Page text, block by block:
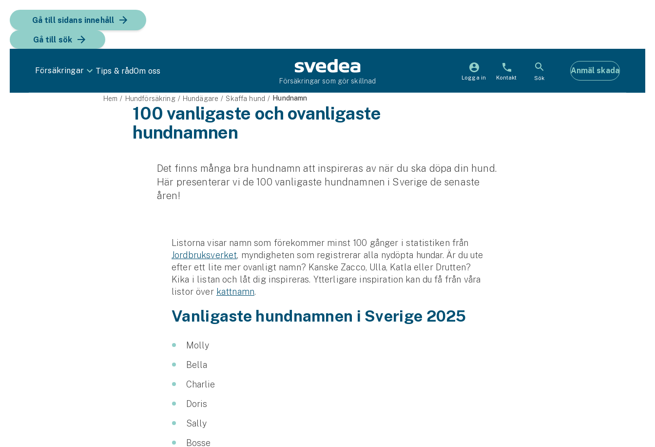
Gå till sidans innehåll
Gå till sök
Försäkringar Tips & rådOm oss
Försäkringar som gör skillnad Logga in Kontakt Sök
Anmäl skada
Hem Hundförsäkring Hundägare Skaffa hund Hundnamn
100 vanligaste och ovanligaste
hundnamnen
Det finns många bra hundnamn att inspireras av när du ska döpa din hund.
Här presenterar vi de 100 vanligaste hundnamnen i Sverige de senaste
åren!
Listorna visar namn som förekommer minst 100 gånger i statistiken från
Jordbruksverket, myndigheten som registrerar alla nydöpta hundar. Är du ute
efter ett lite mer ovanligt namn? Kanske Zacco, Ulla, Katla eller Drutten?
Kika i listan och låt dig inspireras. Ytterligare inspiration kan du få från våra
listor över kattnamn.
Vanligaste hundnamnen i Sverige 2025
Molly
Bella
Charlie
Doris
Sally
Bosse